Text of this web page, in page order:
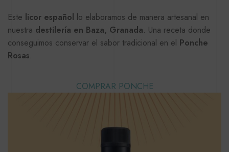
Este licor español lo elaboramos de manera artesanal en
nuestra destilería en Baza, Granada. Una receta donde
conseguimos conservar el sabor tradicional en el Ponche
Rosas.
COMPRAR PONCHE